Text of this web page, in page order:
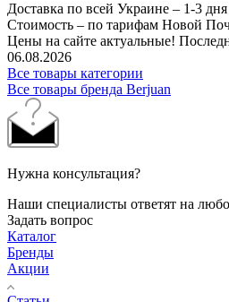
Доставка по всей Украине – 1-3 дня
Стоимость – по тарифам Новой
Цены на сайте актуальные!
06.08.2026
Все товары категории
Все товары бренда Berjuan
Нужна консультация?
Наши специалисты ответят на
Задать вопрос
Каталог
Бренды
Акции